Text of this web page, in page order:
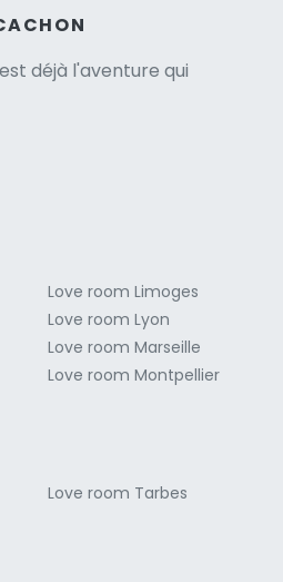
déjà l'aventure qui
Love room Limoges
Love room Lyon
Love room Marseille
Love room Montpellier
Love room Tarbes